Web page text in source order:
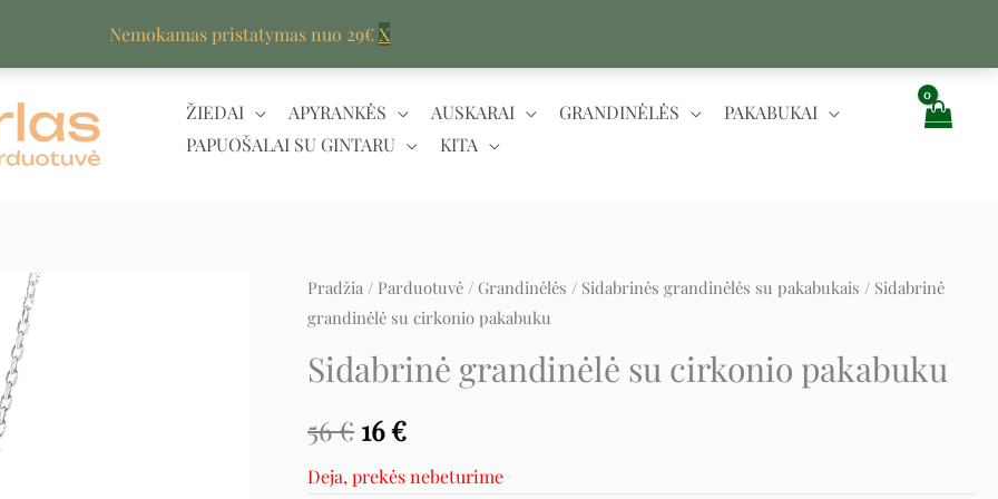
Nemokamas pristatymas nuo 29€X
ŽIEDAI
APYRANKĖS AUSKARAI GRANDINĖLĖS
PAKABUKAI
PAPUOŠALAI SU GINTARU
KITA
Pradžia / Parduotuvė / Grandinėlės / Sidabrinės grandinėlės su pakabukais / Sidabrinė
grandinėlė su cirkonio pakabuku
Sidabrinė grandinėlė su cirkonio pakabuku
56€
Original
was:
56 €.
16€
Current
is:
16 €.
Deja, prekės nebeturime